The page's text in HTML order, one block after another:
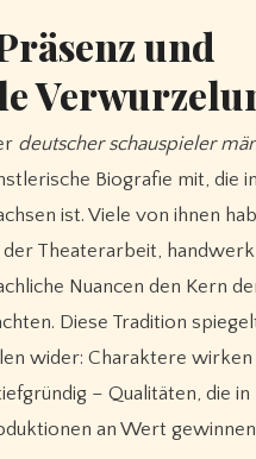
und
deutscher schauspieler
Biografie mit, die in
ist. Viele von ihnen
Theaterarbeit,
Nuancen den Kern
Diese Tradition
wider: Charaktere
– Qualitäten, die in
an Wert